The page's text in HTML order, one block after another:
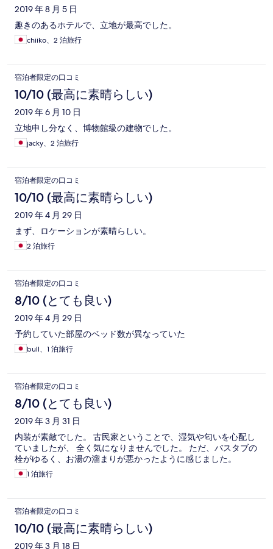
2019 年 8 月 5 日
趣きのあるホテルで、立地が最高でした。
chiiko、2 泊旅行
宿泊者限定の口コミ
10/10 (最高に素晴らしい)
2019 年 6 月 10 日
立地申し分なく、博物館級の建物でした。
jacky、2 泊旅行
宿泊者限定の口コミ
10/10 (最高に素晴らしい)
2019 年 4 月 29 日
まず、ロケーションが素晴らしい。
2 泊旅行
宿泊者限定の口コミ
8/10 (とても良い)
2019 年 4 月 29 日
予約していた部屋のベッド数が異なっていた
bull、1 泊旅行
宿泊者限定の口コミ
8/10 (とても良い)
2019 年 3 月 31 日
内装が素敵でした。 古民家ということで、湿気や匂いを心配し
ていましたが、 全く気になりませんでした。 ただ、バスタブの
栓がゆるく、お湯の溜まりが悪かったように感じました。
1 泊旅行
宿泊者限定の口コミ
10/10 (最高に素晴らしい)
2019 年 3 月 18 日